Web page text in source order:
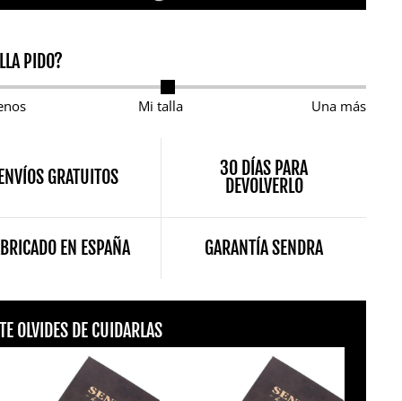
PIDO?
Mi talla Una más
ENVÍOS GRATUITOS
30 DÍAS PARA
DEVOLVERLO
EN ESPAÑA GARANTÍA SENDRA
OLVIDES DE CUIDARLAS